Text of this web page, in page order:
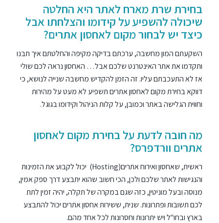
בחירת שרת מארח לאתר היא החלטה
שיכולה להשפיע על קידומו והצלחתו אבל
כיצד יש לבחור מקום לאחסון אתרים?
השקעתם המון מחשבה, ערכתם בדיקה מקיפה והחלטתם איך תבנו
ותקדמו את אתר האינטרנט שלכם אבל… האחסון נראה לכם שולי
אז לא התעכבתם עליו. זה הזמן להקדיש מחשבה שנייה לנושא, כי
דווקא בחירת מקום לאחסון אתרים תשפיע לא מעט על מהירות
וחווית הגלישה באתר וכמובן, על קלות הניהול וקידומו בגוגל.
מה חובה לדעת על בחירת מקום לאחסון
אתרים וורדפרס?
ראשית, שאחסון ואירוח אתרים(Hosting) יכול לקבוע את הזמינות
והנגישות לאתר שלכם ולכן, הכי חשוב שהוא יתבצע דרך ספק אמין,
מנוסה ובעל מוניטין, כזה שגם במקרה של תקלה, יהיה זמין לתת
לכם תשובות ופתרונות. שנית, ששירות אחסון אתרים יכול להתבצע
בארץ ובחו"ל ויש יתרונות וחסרונות לכל אחד מהם.